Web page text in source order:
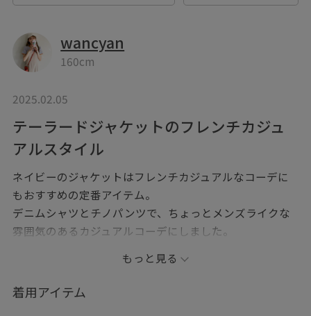
wancyan
160cm
2025.02.05
テーラードジャケットのフレンチカジュ
アルスタイル
ネイビーのジャケットはフレンチカジュアルなコーデに
もおすすめの定番アイテム。
デニムシャツとチノパンツで、ちょっとメンズライクな
雰囲気のあるカジュアルコーデにしました。
と、大人っぽさのある着こなしになります◎。
もっと見る
着用アイテム